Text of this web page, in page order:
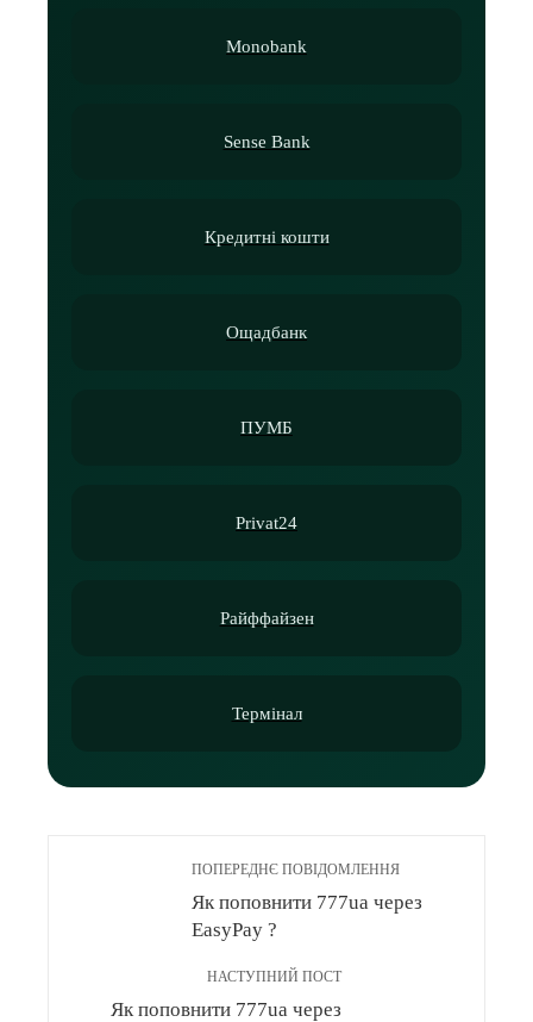
Monobank
Sense Bank
Кредитні кошти
Ощадбанк
ПУМБ
Privat24
Райффайзен
Термінал
ПОПЕРЕДНЄ ПОВІДОМЛЕННЯ
Як поповнити 777ua через
EasyPay ?
НАСТУПНИЙ ПОСТ
Як поповнити 777ua через